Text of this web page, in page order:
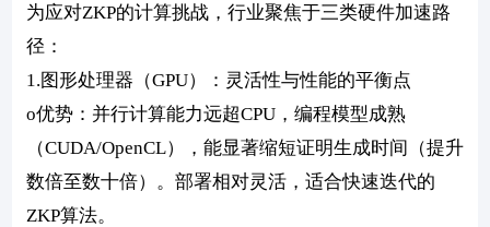
为应对ZKP的计算挑战，行业聚焦于三类硬件加速路
径：
1.图形处理器（GPU）：灵活性与性能的平衡点
o优势：并行计算能力远超CPU，编程模型成熟
（CUDA/OpenCL），能显著缩短证明生成时间（提升
数倍至数十倍）。部署相对灵活，适合快速迭代的
ZKP算法。